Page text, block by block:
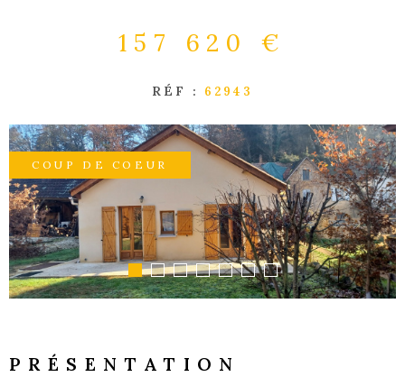
157 620 €
RÉF : 62943
COUP DE COEUR
PRÉSENTATION